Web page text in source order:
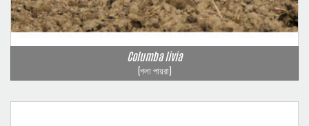
Columba livia
(গলা পায়রা)